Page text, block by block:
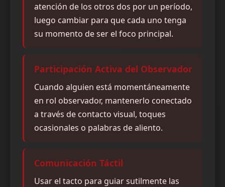
atención de los otros dos por un período,
luego cambiar para que cada uno tenga
su momento de ser el foco principal.
Participación Activa del Observador
Cuando alguien está momentáneamente
en rol observador, mantenerlo conectado
a través de contacto visual, toques
ocasionales o palabras de aliento.
Comunicación Táctil
Usar el tacto para guiar sutilmente las